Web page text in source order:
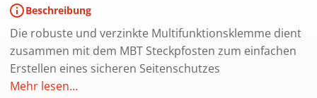
infoBeschreibung
Die robuste und verzinkte Multifunktionsklemme dient
zusammen mit dem MBT Steckpfosten zum einfachen
Erstellen eines sicheren Seitenschutzes
Mehr lesen...